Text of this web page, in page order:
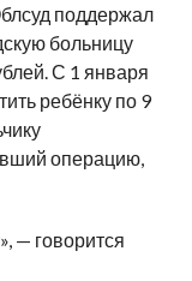
поддержал
больницу
С 1 января
ребёнку по 9
операцию,
— говорится